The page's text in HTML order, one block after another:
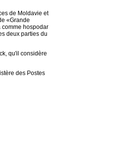
de Moldavie et
«Grande
hospodar
deux parties du
qu'il considère
des Postes